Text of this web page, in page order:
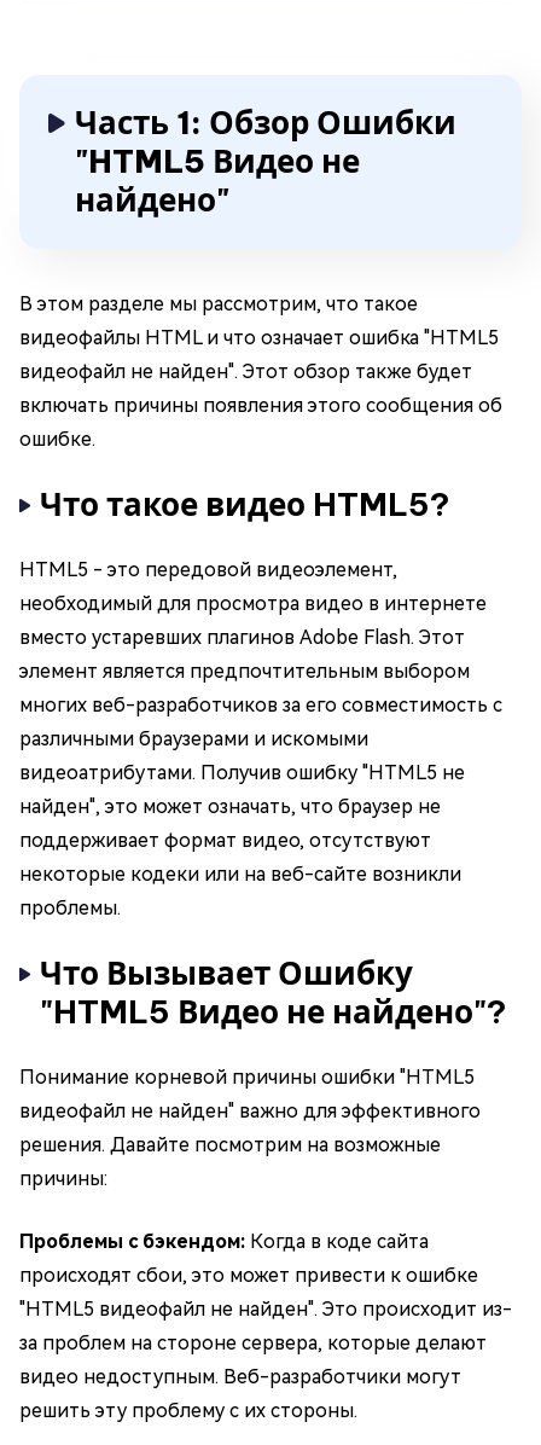
Часть 1: Обзор Ошибки
"HTML5 Видео не
найдено"
В этом разделе мы рассмотрим, что такое
видеофайлы HTML и что означает ошибка "HTML5
видеофайл не найден". Этот обзор также будет
включать причины появления этого сообщения об
ошибке.
Что такое видео HTML5?
HTML5 - это передовой видеоэлемент,
необходимый для просмотра видео в интернете
вместо устаревших плагинов Adobe Flash. Этот
элемент является предпочтительным выбором
многих веб-разработчиков за его совместимость с
различными браузерами и искомыми
видеоатрибутами. Получив ошибку "HTML5 не
найден", это может означать, что браузер не
поддерживает формат видео, отсутствуют
некоторые кодеки или на веб-сайте возникли
проблемы.
Что Вызывает Ошибку
"HTML5 Видео не найдено"?
Понимание корневой причины ошибки "HTML5
видеофайл не найден" важно для эффективного
решения. Давайте посмотрим на возможные
причины:
Проблемы с бэкендом: Когда в коде сайта
происходят сбои, это может привести к ошибке
"HTML5 видеофайл не найден". Это происходит из-
за проблем на стороне сервера, которые делают
видео недоступным. Веб-разработчики могут
решить эту проблему с их стороны.